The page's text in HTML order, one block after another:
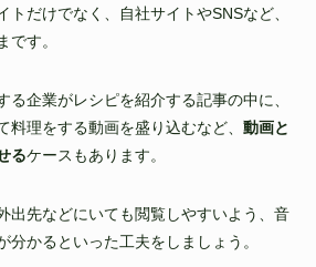
トだけでなく、自社サイトやSNSなど、
です。
る企業がレシピを紹介する記事の中に、
料理をする動画を盛り込むなど、 動画と
るケースもあります。
出先などにいても閲覧しやすいよう、音
分かるといった工夫をしましょう。